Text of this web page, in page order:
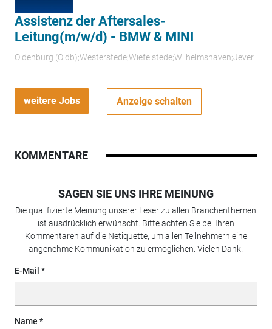
Assistenz der Aftersales-
Leitung(m/w/d) - BMW & MINI
Oldenburg (Oldb);Westerstede;Wiefelstede;Wilhelmshaven;Jever
weitere Jobs Anzeige schalten
KOMMENTARE
SAGEN SIE UNS IHRE MEINUNG
Die qualifizierte Meinung unserer Leser zu allen Branchenthemen
ist ausdrücklich erwünscht. Bitte achten Sie bei Ihren
Kommentaren auf die Netiquette, um allen Teilnehmern eine
angenehme Kommunikation zu ermöglichen. Vielen Dank!
E-Mail
Name